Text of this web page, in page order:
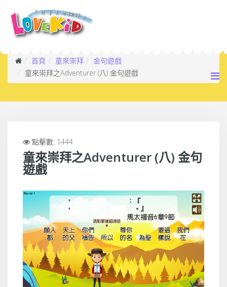
首頁 童來崇拜
金句遊戲
童來崇拜之Adventurer (八) 金句遊戲
點擊數: 1444
童來崇拜之Adventurer (八) 金句
遊戲